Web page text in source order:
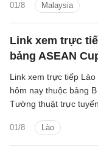
01/8 Malaysia
sóng nào?
Link xem trực
bảng ASEAN
01/8 Lào
Link xem trực tiếp Lào
hôm nay thuộc bảng B
Tường thuật trực
nào?